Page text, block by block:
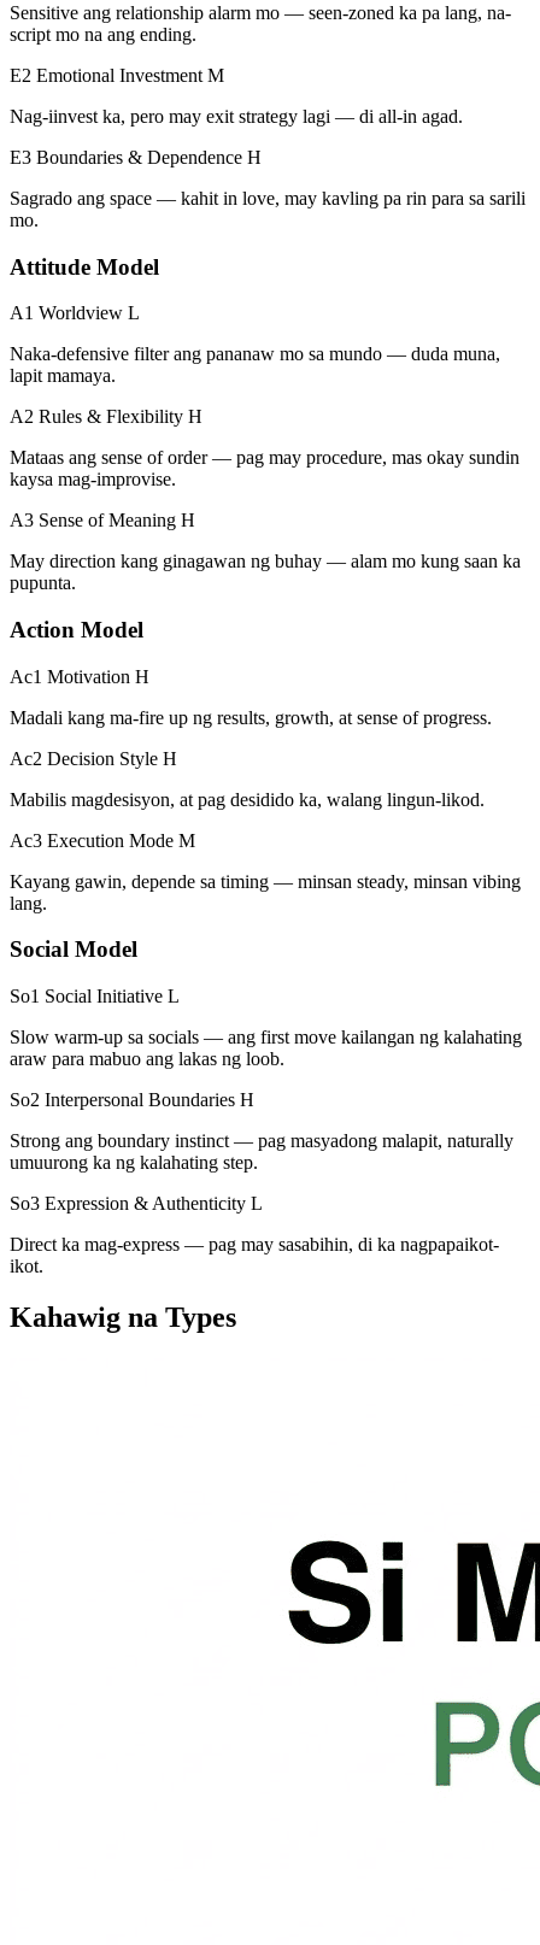
Sensitive ang relationship alarm mo — seen-zoned ka pa lang, na-
script mo na ang ending.
E2 Emotional Investment M
Nag-iinvest ka, pero may exit strategy lagi — di all-in agad.
E3 Boundaries & Dependence H
Sagrado ang space — kahit in love, may kavling pa rin para sa sarili
mo.
Attitude Model
A1 Worldview L
Naka-defensive filter ang pananaw mo sa mundo — duda muna,
lapit mamaya.
A2 Rules & Flexibility H
Mataas ang sense of order — pag may procedure, mas okay sundin
kaysa mag-improvise.
A3 Sense of Meaning H
May direction kang ginagawan ng buhay — alam mo kung saan ka
pupunta.
Action Model
Ac1 Motivation H
Madali kang ma-fire up ng results, growth, at sense of progress.
Ac2 Decision Style H
Mabilis magdesisyon, at pag desidido ka, walang lingun-likod.
Ac3 Execution Mode M
Kayang gawin, depende sa timing — minsan steady, minsan vibing
lang.
Social Model
So1 Social Initiative L
Slow warm-up sa socials — ang first move kailangan ng kalahating
araw para mabuo ang lakas ng loob.
So2 Interpersonal Boundaries H
Strong ang boundary instinct — pag masyadong malapit, naturally
umuurong ka ng kalahating step.
So3 Expression & Authenticity L
Direct ka mag-express — pag may sasabihin, di ka nagpapaikot-
ikot.
Kahawig na Types